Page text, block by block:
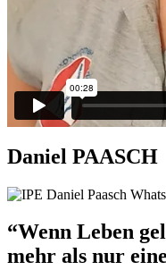
Daniel PAASCH
“Wenn Leben
mehr als nur